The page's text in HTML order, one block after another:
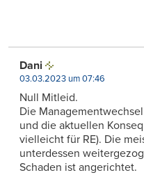
Dani
03.03.2023 um 07:46
Null Mitleid.
Die
und die aktuellen
vielleicht für RE). Die
unterdessen
Schaden ist angerichtet.